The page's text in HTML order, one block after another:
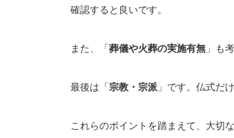
確認すると良いです。
また、「葬儀や火葬の実施有無 」も
最後は「宗教・宗派 」です。仏式だ
これらのポイントを踏まえて、大切